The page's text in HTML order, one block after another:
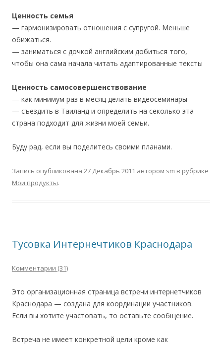
Ценность семья
— гармонизировать отношения с супругой. Меньше
обижаться.
— заниматься с дочкой английским добиться того,
чтобы она сама начала читать адаптированные тексты
Ценность самосовершенствование
— как минимум раз в месяц делать видеосеминары
— съездить в Таиланд и определить на секолько эта
страна подходит для жизни моей семьи.
Буду рад, если вы поделитесь своими планами.
Запись опубликована 27 Декабрь 2011 автором sm в рубрике
Мои продукты.
Тусовка Интернечтиков Краснодара
Комментарии (31)
Это организационная страница встречи интернетчиков
Краснодара — создана для координации участников.
Если вы хотите участовать, то оставьте сообщение.
Встреча не имеет конкретной цели кроме как